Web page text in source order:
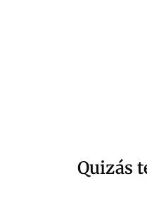
Quizás